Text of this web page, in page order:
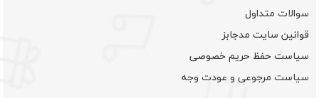
سوالات متداول
قوانین سایت مدجابز
سیاست حفظ حریم خصوصی
سیاست مرجوعی و عودت وجه